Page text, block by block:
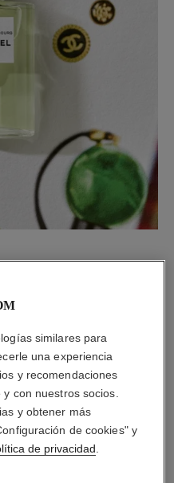
acidulado de la naranja de
flores blancas. Una estela
y soleado de la
similares para
una experiencia
y recomendaciones
con nuestros socios.
y obtener más
de cookies" y
de privacidad